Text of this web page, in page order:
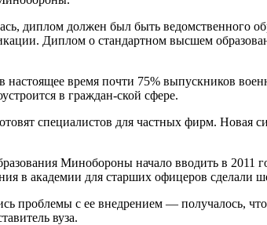
диплом должен был быть ведомственного
Диплом о стандартном высшем
время почти 75% выпускников
в граждан-ской сфере.
специалистов для частных фирм. Новая
Минобороны начало вводить в 2011
в академии для старших офицеров сделали
проблемы с ее внедрением — получалось,
вуза.